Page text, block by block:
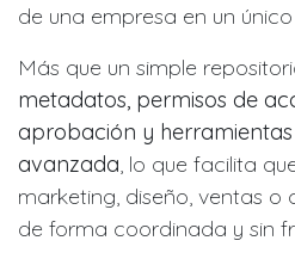
de una empresa en un
Más que un simple
metadatos, permisos de
aprobación y
avanzada , lo que facilita
marketing, diseño, ventas
de forma coordinada y sin